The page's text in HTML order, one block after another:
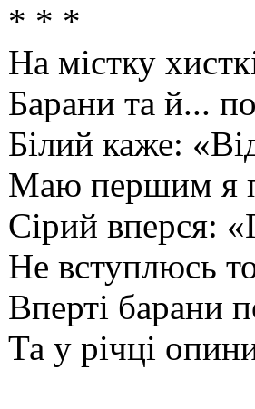
* * *
На містку
Барани та й...
Білий каже:
Маю першим я
Сірий вперся:
Не вступлюсь
Вперті барани
Та у річці